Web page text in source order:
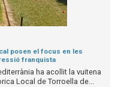
posen el focus en les
franquista
ha acollit la vuitena
Local de Torroella de...